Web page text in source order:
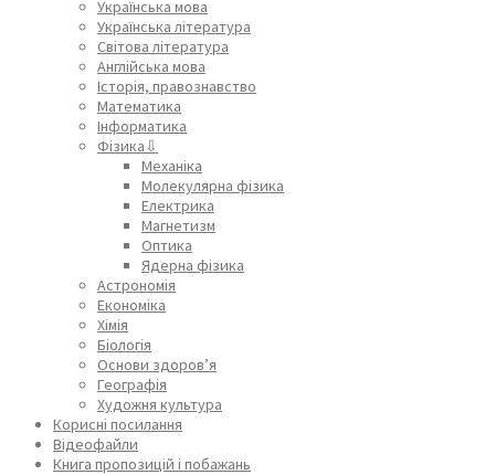
Українська мова
Українська література
Світова література
Англійська мова
Історія, правознавство
Математика
Інформатика
Фізика⇩
Механіка
Молекулярна фізика
Електрика
Магнетизм
Оптика
Ядерна фізика
Астрономія
Економіка
Хімія
Біологія
Основи здоров’я
Географія
Художня культура
Корисні посилання
Відеофайли
Книга пропозицій і побажань